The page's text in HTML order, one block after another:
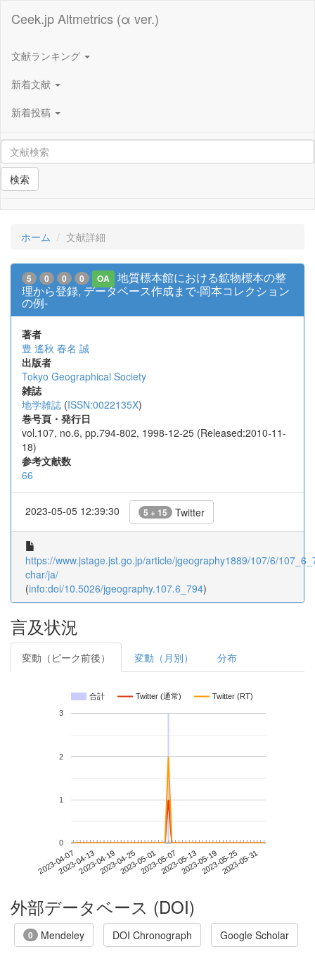
Ceek.jp Altmetrics (α ver.)
文献ランキング
新着文献
新着投稿
検索
ホーム 文献詳細
5 0 0 0 OA
地質標本館における鉱物標本の整
理から登録, データベース作成まで-岡本コレクション
の例-
著者
豊 遙秋 春名 誠
出版者
Tokyo Geographical Society
雑誌
地学雑誌 (ISSN:0022135X)
巻号頁・発行日
vol.107, no.6, pp.794-802, 1998-12-25 (Released:2010-11-
18)
参考文献数
66
2023-05-05 12:39:30 5 + 15 Twitter
https://www.jstage.jst.go.jp/article/jgeography1889/107/6/
char/ja/
(info:doi/10.5026/jgeography.107.6_794)
言及状況
変動（ピーク前後） 変動（月別） 分布
合計 Twitter (通常) Twitter (RT)
2023-04-072023-04-132023-04-192023-04-252023-05-012023-05-072023-05-132023-05-192023-05-252023-05-31
0
1
2
3
外部データベース (DOI)
0 Mendeley DOI Chronograph Google Scholar